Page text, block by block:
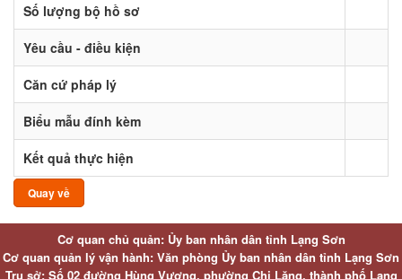
Số lượng bộ hồ sơ
Yêu cầu - điều kiện
Căn cứ pháp lý
Biểu mẫu đính kèm
Kết quả thực hiện
Quay về
Cơ quan chủ quản: Ủy ban nhân dân tỉnh Lạng Sơn
Cơ quan quản lý vận hành: Văn phòng Ủy ban nhân dân tỉnh Lạng Sơn
Trụ sở: Số 02 đường Hùng Vương, phường Chi Lăng, thành phố Lạng